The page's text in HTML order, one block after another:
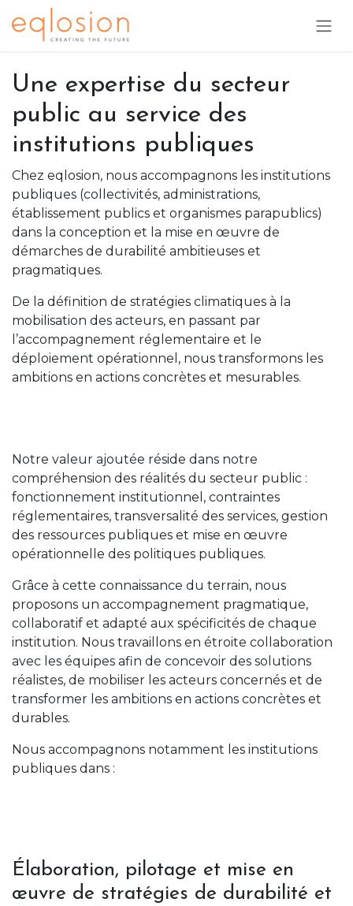
Se rendre au contenu
Une expertise du secteur
public au service des
institutions publiques
Chez eqlosion, nous accompagnons les institutions
publiques (collectivités, administrations,
établissement publics et organismes parapublics)
dans la conception et la mise en œuvre de
démarches de durabilité ambitieuses et
pragmatiques.
De la définition de stratégies climatiques à la
mobilisation des acteurs, en passant par
l’accompagnement réglementaire et le
déploiement opérationnel, nous transformons les
ambitions en actions concrètes et mesurables.
Notre valeur ajoutée réside dans notre
compréhension des réalités du secteur public :
fonctionnement institutionnel, contraintes
réglementaires, transversalité des services, gestion
des ressources publiques et mise en œuvre
opérationnelle des politiques publiques.
Grâce à cette connaissance du terrain, nous
proposons un accompagnement pragmatique,
collaboratif et adapté aux spécificités de chaque
institution. Nous travaillons en étroite collaboration
avec les équipes afin de concevoir des solutions
réalistes, de mobiliser les acteurs concernés et de
transformer les ambitions en actions concrètes et
durables.
Nous accompagnons notamment les institutions
publiques dans :
Élaboration, pilotage et mise en
œuvre de stratégies de durabilité et